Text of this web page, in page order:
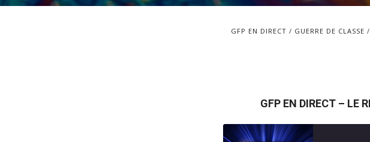
GFP EN DIRECT GUERRE DE CLASSE
GFP EN DIRECT – LE